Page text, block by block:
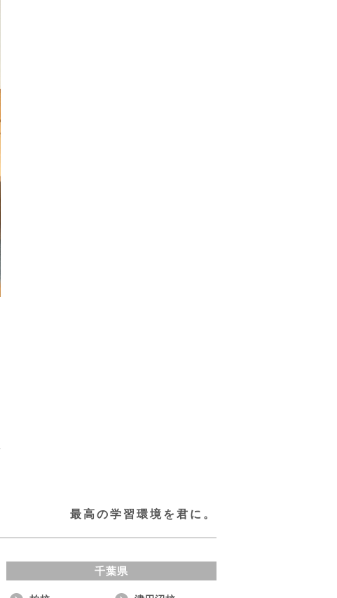
最高の学習環境を君に。
千葉県